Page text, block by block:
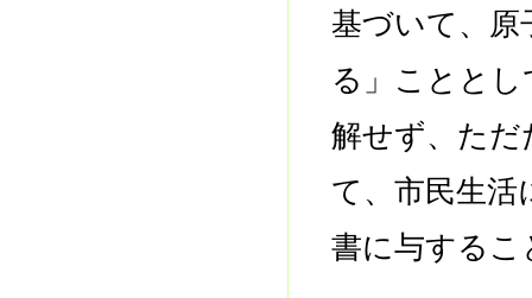
基づいて、原
る」ことと
解せず、ただ
て、市民生活
書に与する